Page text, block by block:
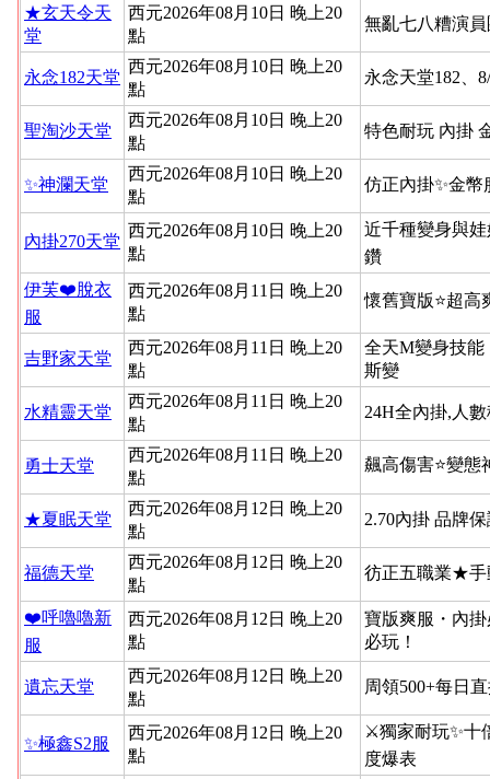
★玄天令天
堂
西元2026年08月10日 晚上20
點
無亂七八糟演
永念182天堂
西元2026年08月10日 晚上20
點
永念天堂182、
聖淘沙天堂
西元2026年08月10日 晚上20
點
特色耐玩 內掛
✨神瀾天堂
西元2026年08月10日 晚上20
點
仿正內掛✨金幣
內掛270天堂
西元2026年08月10日 晚上20
點
近千種變身與
鑽
伊芙❤️脫衣
服
西元2026年08月11日 晚上20
點
懷舊寶版⭐超高
吉野家天堂
西元2026年08月11日 晚上20
點
全天M變身技能
斯變
水精靈天堂
西元2026年08月11日 晚上20
點
24H全內掛,人
勇士天堂
西元2026年08月11日 晚上20
點
飆高傷害⭐變態
★夏眠天堂
西元2026年08月12日 晚上20
點
2.70內掛 品牌
福德天堂
西元2026年08月12日 晚上20
點
彷正五職業★手
❤️呼嚕嚕新
服
西元2026年08月12日 晚上20
點
寶版爽服・內
必玩！
遺忘天堂
西元2026年08月12日 晚上20
點
周領500+每日
✨極鑫S2服
西元2026年08月12日 晚上20
點
⚔️獨家耐玩✨
度爆表